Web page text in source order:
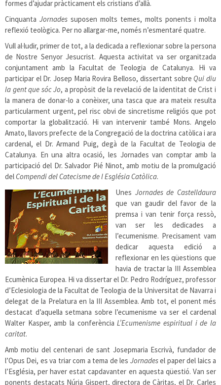
formes d’ajudar pràcticament els cristians d’allà.
Cinquanta Jornades suposen molts temes, molts ponents i molta
reflexió teològica. Per no allargar-me, només n’esmentaré quatre.
Vull al·ludir, primer de tot, a la dedicada a reflexionar sobre la persona
de Nostre Senyor Jesucrist. Aquesta activitat va ser organitzada
conjuntament amb la Facultat de Teologia de Catalunya. Hi va
participar el Dr. Josep Maria Rovira Belloso, dissertant sobre Qui diu
la gent que sóc Jo, a propòsit de la revelació de la identitat de Crist i
la manera de donar-lo a conèixer, una tasca que ara mateix resulta
particularment urgent, pel risc obvi de sincretisme religiós que pot
comportar la globalització. Hi van intervenir també Mons. Angelo
Amato, llavors prefecte de la Congregació de la doctrina catòlica i ara
cardenal, el Dr. Armand Puig, degà de la Facultat de Teologia de
Catalunya. En una altra ocasió, les Jornades van comptar amb la
participació del Dr. Salvador Pié Ninot, amb motiu de la promulgació
del Compendi del Catecisme de l Església Catòlica.
Unes Jornades de Castelldaura
que van gaudir del favor de la
premsa i van tenir força ressò,
van ser les dedicades a
l’ecumenisme. Precisament vam
dedicar aquesta edició a
reflexionar en les qüestions que
havia de tractar la III Assemblea
Ecumènica Europea. Hi va dissertar el Dr. Pedro Rodríguez, professor
d’Eclesiologia de la Facultat de Teologia de la Universitat de Navarra i
delegat de la Prelatura en la III Assemblea. Amb tot, el ponent més
destacat d’aquella setmana sobre l’ecumenisme va ser el cardenal
Walter Kasper, amb la conferènciaL’Ecumenisme espiritual i de la
caritat.
Amb motiu del centenari de sant Josepmaria Escrivà, fundador de
l’Opus Dei, es va triar com a tema de les Jornadesel paper del laics a
l’Església, per haver estat capdavanter en aquesta qüestió. Van ser
ponents destacats Núria Gispert, directora de Càritas, el Dr. Carles